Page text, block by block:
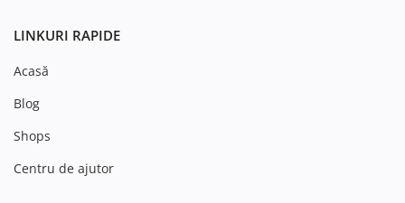
LINKURI RAPIDE
Acasă
Blog
Shops
Centru de ajutor